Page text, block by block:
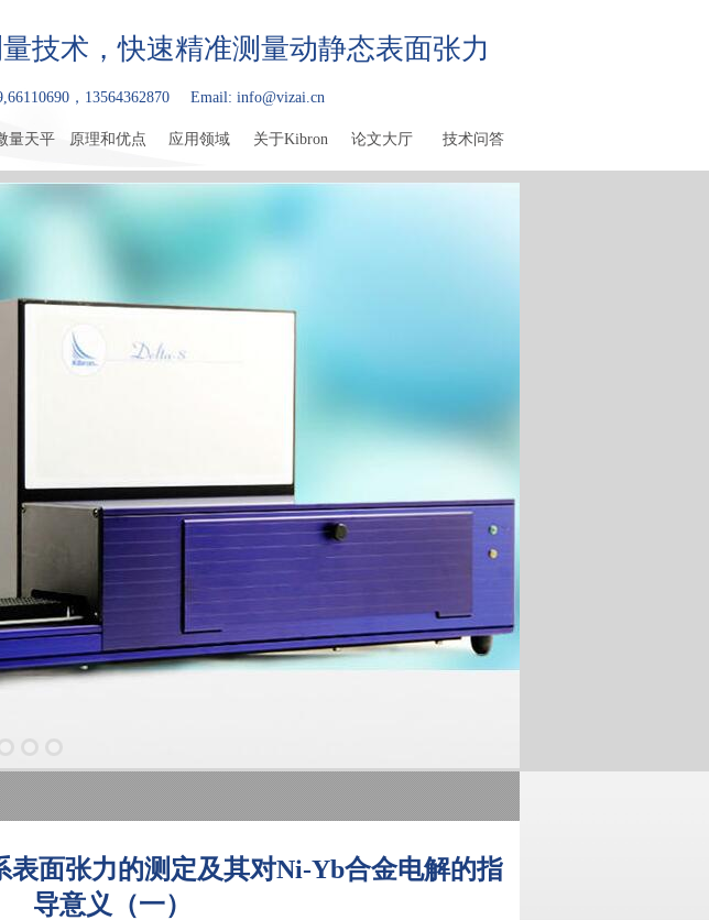
技术，快速精准测量动静态表面张力
，13564362870 Email: info@vizai.cn
量天平 原理和优点 应用领域 关于Kibron 论文大厅 技术问答
表面张力的测定及其对Ni-Yb合金电解的指
导意义（一）